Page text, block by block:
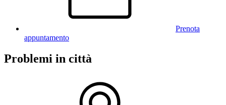
Prenota
appuntamento
Problemi in città